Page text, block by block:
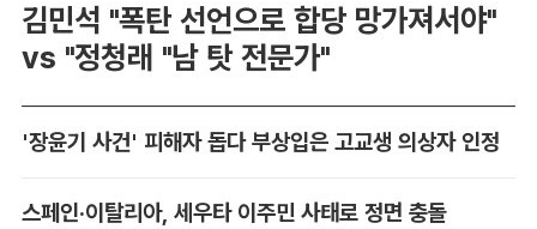
김민석 "폭탄 선언으로 합당 망가져서야"
vs "정청래 "남 탓 전문가"
'장윤기 사건' 피해자 돕다 부상입은 고교생 의상자 인정
스페인·이탈리아, 세우타 이주민 사태로 정면 충돌